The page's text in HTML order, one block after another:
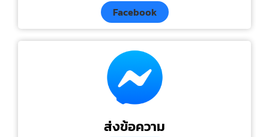
Facebook
ส่งข้อความ